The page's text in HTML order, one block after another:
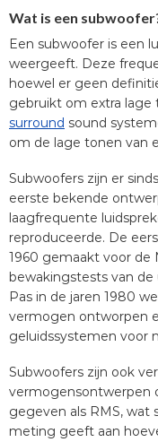
Wat is een
Een subwoofer is een
weergeeft. Deze
hoewel er geen
gebruikt om extra
surround sound
om de lage tonen van
Subwoofers zijn er
eerste bekende
laagfrequente
reproduceerde. De
1960 gemaakt voor de
bewakingstests van
Pas in de jaren 1980
vermogen ontworpen
geluidssystemen voor
Subwoofers zijn ook
vermogensontwerpen
gegeven als RMS, wat
meting geeft aan